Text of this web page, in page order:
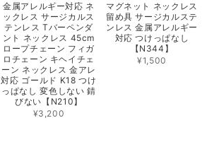
金属アレルギー対応 ネ
ックレス サージカルス
テンレス Tバーペンダ
ント ネックレス 45cm
ロープチェーン フィガ
ロチェーン キヘイチェ
ーン ネックレス 金アレ
対応 ゴールド K18 つけ
っぱなし 変色しない 錆
びない【N210】
¥3,200
マグネット ネックレス
留め具 サージカルステ
ンレス 金属アレルギー
対応 つけっぱなし
【N344】
¥1,500